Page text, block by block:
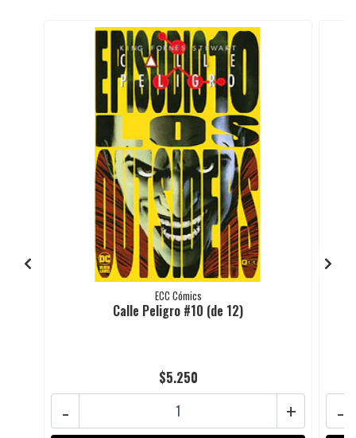
ECC Cómics
Calle Peligro #10 (de 12)
$5.250
+
- -